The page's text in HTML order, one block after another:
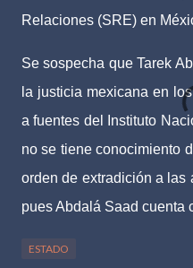
Relaciones (SRE) en
Se sospecha que Tarek
la justicia mexicana en
a fuentes del Instituto
no se tiene conocimiento
orden de extradición a las
pues Abdalá Saad cuenta
ESTADO